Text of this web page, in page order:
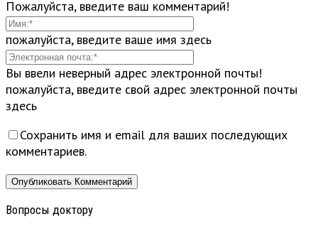
Пожалуйста, введите ваш комментарий!
пожалуйста, введите ваше имя здесь
Вы ввели неверный адрес электронной почты!
пожалуйста, введите свой адрес электронной почты
здесь
Сохранить имя и email для ваших последующих
комментариев.
Вопросы доктору